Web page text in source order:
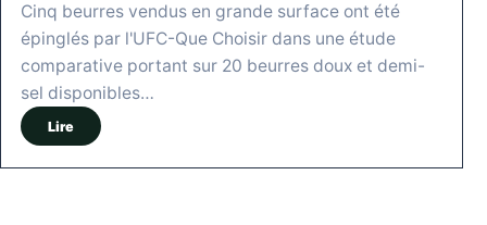
Cinq beurres vendus en grande surface ont été
épinglés par l'UFC-Que Choisir dans une étude
comparative portant sur 20 beurres doux et demi-
sel disponibles…
Lire